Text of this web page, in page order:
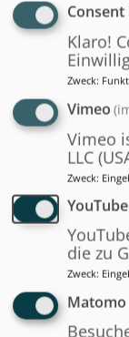
Prof.
Klaro!
Zweck:
Vimeo
Vimeo
LLC
Zweck:
YouTube
die zu
Zweck:
Matomo